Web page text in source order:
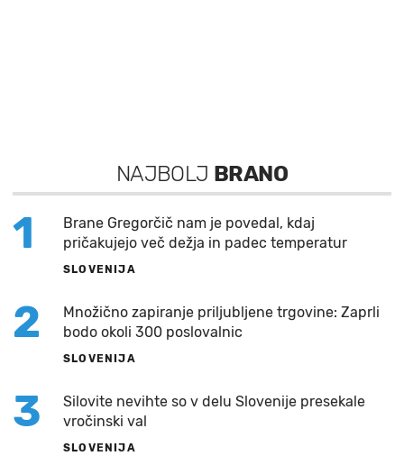
NAJBOLJ BRANO
1
Brane Gregorčič nam je povedal, kdaj
pričakujejo več dežja in padec temperatur
SLOVENIJA
2
Množično zapiranje priljubljene trgovine: Zaprli
bodo okoli 300 poslovalnic
SLOVENIJA
3
Silovite nevihte so v delu Slovenije presekale
vročinski val
SLOVENIJA